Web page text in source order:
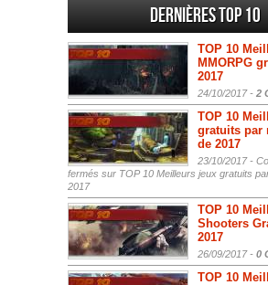
Dernières Top 10
TOP 10
MMORPG
2017
24/10/2017 - 2
TOP 10
gratuits par
de 2017
23/10/2017 -
fermés sur TOP 10 Meilleurs jeux gratuits
2017
TOP 10
Shooters
2017
26/09/2017 - 0
TOP 10